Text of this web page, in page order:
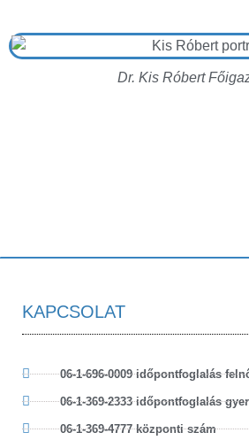
Dr. Kis Róbert
KAPCSOLAT
06-1-696-0009 időpontfoglalás
06-1-369-2333 időpontfoglalás
06-1-369-4777 központi szám